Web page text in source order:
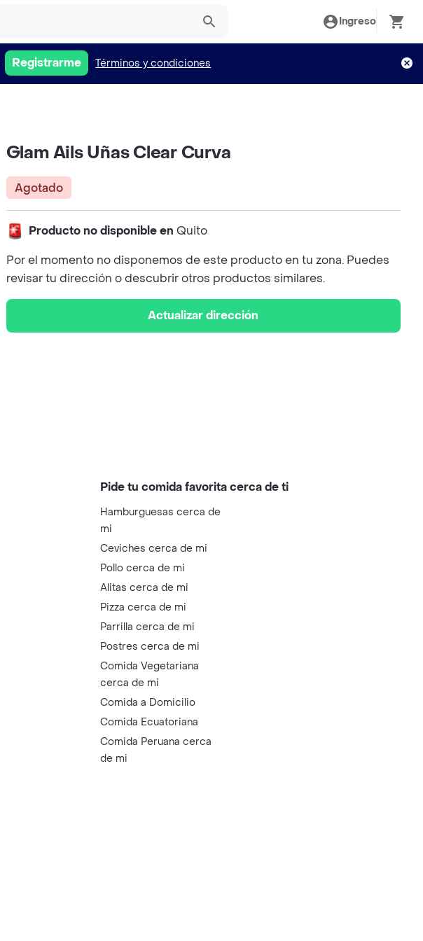
Ingreso
Registrarme Términos y condiciones
Glam Ails Uñas Clear Curva
Agotado
Producto no disponible en Quito
Por el momento no disponemos de este producto en tu zona. Puedes
revisar tu dirección o descubrir otros productos similares.
Actualizar dirección
Pide tu comida favorita cerca de ti
Hamburguesas cerca de
mi
Ceviches cerca de mi
Pollo cerca de mi
Alitas cerca de mi
Pizza cerca de mi
Parrilla cerca de mi
Postres cerca de mi
Comida Vegetariana
cerca de mi
Comida a Domicilio
Comida Ecuatoriana
Comida Peruana cerca
de mi